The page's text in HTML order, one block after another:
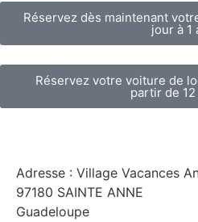
Réservez dès maintenant
jour à 1
Réservez votre voiture de
partir de
Adresse : Village Vacances
97180 SAINTE ANNE
Guadeloupe